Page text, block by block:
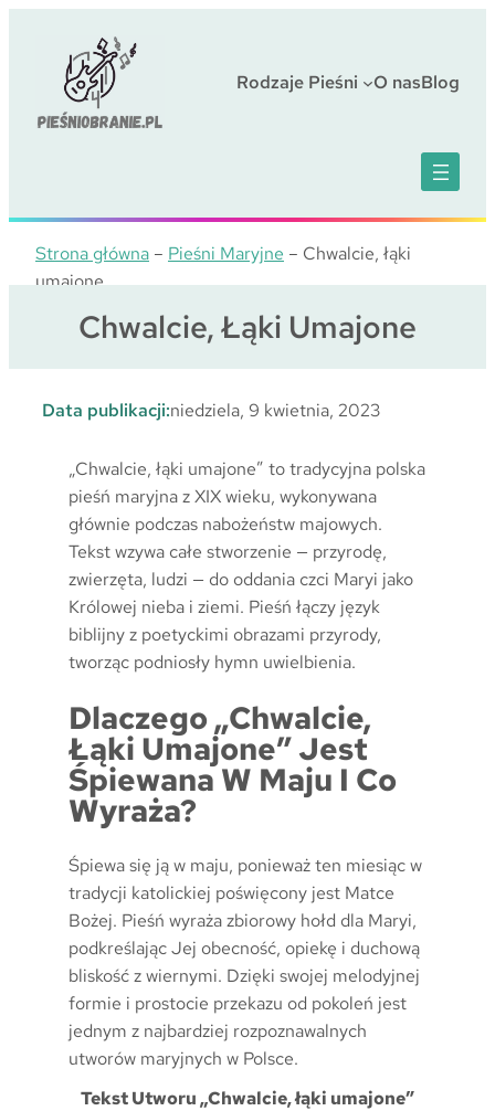
Rodzaje Pieśni O nasBlog
Strona główna – Pieśni Maryjne – Chwalcie, łąki
umajone
Chwalcie, Łąki Umajone
Data publikacji:niedziela, 9 kwietnia, 2023
„Chwalcie, łąki umajone” to tradycyjna polska
pieśń maryjna z XIX wieku, wykonywana
głównie podczas nabożeństw majowych.
Tekst wzywa całe stworzenie — przyrodę,
zwierzęta, ludzi — do oddania czci Maryi jako
Królowej nieba i ziemi. Pieśń łączy język
biblijny z poetyckimi obrazami przyrody,
tworząc podniosły hymn uwielbienia.
Dlaczego „Chwalcie,
Łąki Umajone” Jest
Śpiewana W Maju I Co
Wyraża?
Śpiewa się ją w maju, ponieważ ten miesiąc w
tradycji katolickiej poświęcony jest Matce
Bożej. Pieśń wyraża zbiorowy hołd dla Maryi,
podkreślając Jej obecność, opiekę i duchową
bliskość z wiernymi. Dzięki swojej melodyjnej
formie i prostocie przekazu od pokoleń jest
jednym z najbardziej rozpoznawalnych
utworów maryjnych w Polsce.
Tekst Utworu „Chwalcie, łąki umajone”